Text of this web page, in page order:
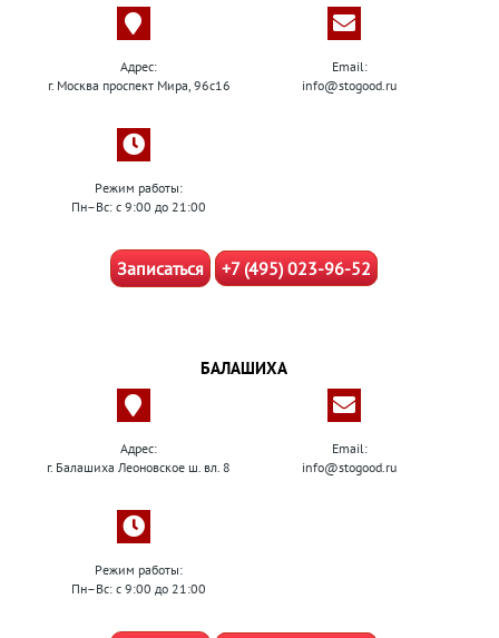
Адрес:
г. Москва проспект Мира, 96с16
Email:
info@stogood.ru
Режим работы:
Пн–Вс: с 9:00 до 21:00
Записаться +7 (495) 023-96-52
БАЛАШИХА
Адрес:
г. Балашиха Леоновское ш. вл. 8
Email:
info@stogood.ru
Режим работы:
Пн–Вс: с 9:00 до 21:00